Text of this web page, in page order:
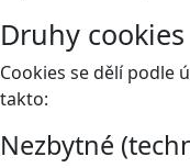
Druhy cookies
Cookies se dělí podle
takto:
Nezbytné